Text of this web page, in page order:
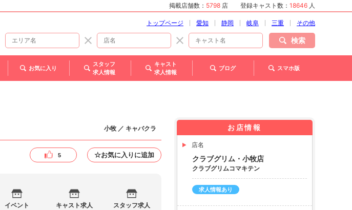
掲載店舗数： 5798 店 登録キャスト数： 18646 人
トップページ 愛知 静岡 岐阜 三重 その他
検索
お気に入り
スタッフ
求人情報
キャスト
求人情報
ブログ スマホ版
小牧 ／ キャバクラ
5 ☆お気に入りに追加
イベント キャスト求人 スタッフ求人
お店情報
店名
クラブグリム・小牧店
クラブグリムコマキテン
求人情報あり